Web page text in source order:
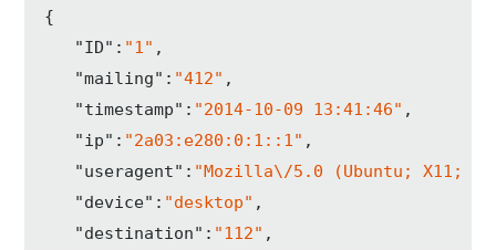
{
"ID" : "1" ,
"mailing" : "412" ,
"timestamp" : "2014-10-09 13:41:46" ,
"ip" : "2a03:e280:0:1::1" ,
"useragent" : "Mozilla\/5.0 (Ubuntu; X11;
"device" : "desktop" ,
"destination" : "112" ,